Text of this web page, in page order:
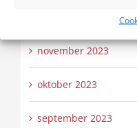
november 2023
oktober 2023
september 2023